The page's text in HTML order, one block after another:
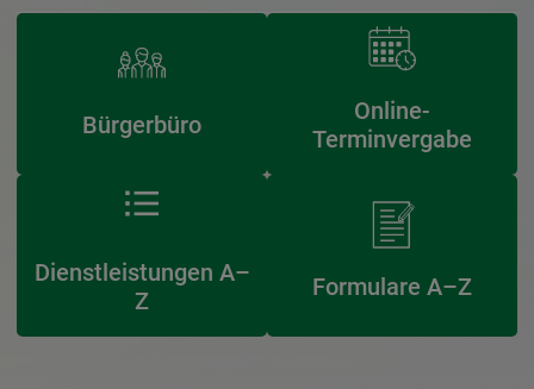
Bürgerbüro
Online-
Terminvergabe
Dienstleistungen A–
Z
Formulare A–Z